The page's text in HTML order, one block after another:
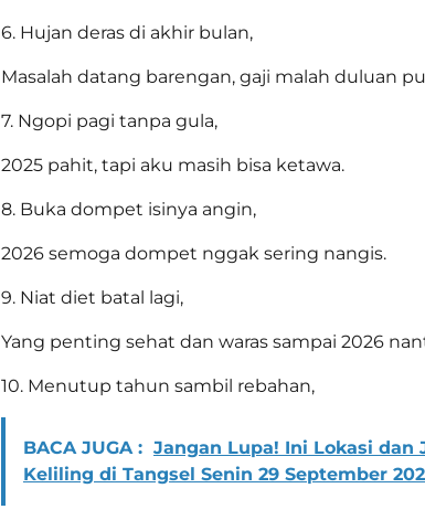
6. Hujan deras di akhir bulan,
Masalah datang barengan, gaji malah duluan
7. Ngopi pagi tanpa gula,
2025 pahit, tapi aku masih bisa ketawa.
8. Buka dompet isinya angin,
2026 semoga dompet nggak sering nangis.
9. Niat diet batal lagi,
Yang penting sehat dan waras sampai 2026
10. Menutup tahun sambil rebahan,
BACA JUGA : Jangan Lupa! Ini Lokasi dan
Keliling di Tangsel Senin 29 September